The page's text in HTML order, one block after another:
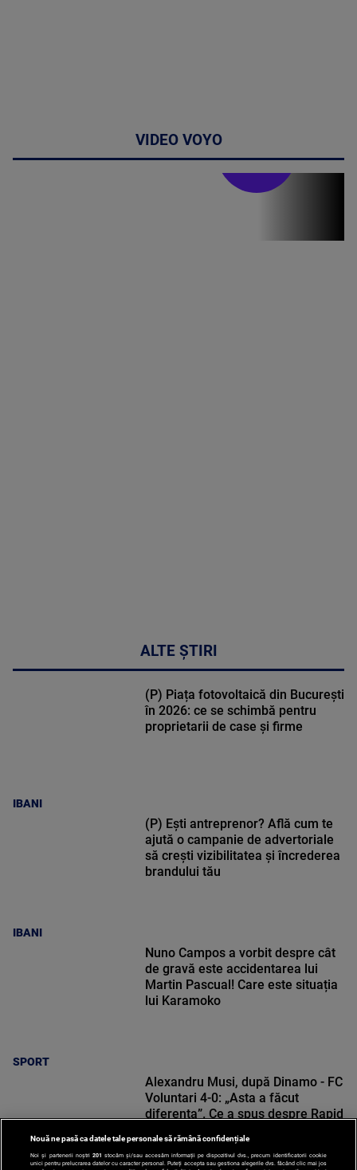
VIDEO VOYO
ALTE ȘTIRI
IBANI
(P) Piața fotovoltaică din București
în 2026: ce se schimbă pentru
proprietarii de case și firme
IBANI
(P) Ești antreprenor? Află cum te
ajută o campanie de advertoriale
să crești vizibilitatea și încrederea
brandului tău
SPORT
Nuno Campos a vorbit despre cât
de gravă este accidentarea lui
Martin Pascual! Care este situația
lui Karamoko
Alexandru Musi, după Dinamo - FC
Voluntari 4-0: „Asta a făcut
diferența”. Ce a spus despre Rapid
Nouă ne pasă ca datele tale personale să rămână confidențiale
Noi și partenerii noștri 201 stocăm și/sau accesăm informații pe dispozitivul dvs., precum identificatorii cookie
unici pentru prelucrarea datelor cu caracter personal. Puteți accepta sau gestiona alegerile dvs. făcând clic mai jos